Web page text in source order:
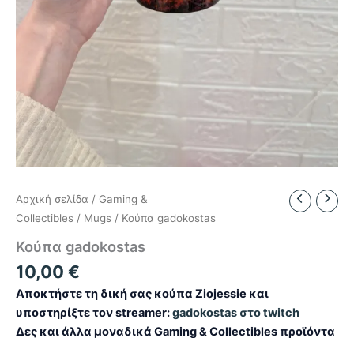
Αρχική σελίδα / Gaming &
Collectibles / Mugs / Κούπα gadokostas
Κούπα gadokostas
10,00 €
Αποκτήστε τη δική σας κούπα Ziojessie και
υποστηρίξτε τον streamer:gadokostas στο twitch
Δες και άλλα μοναδικά Gaming & Collectibles προϊόντα